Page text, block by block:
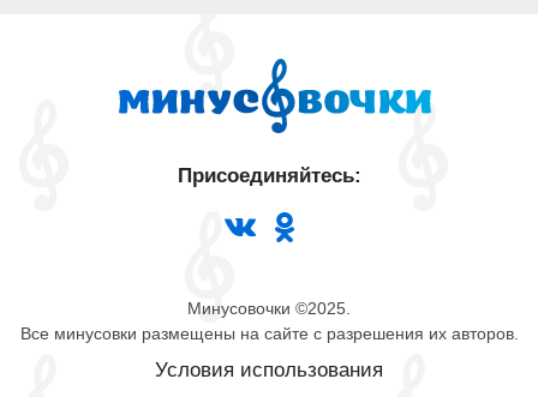
Минусовочки ©2025.
Все минусовки размещены на сайте с разрешения их авторов.
Условия использования
Присоединяйтесь: